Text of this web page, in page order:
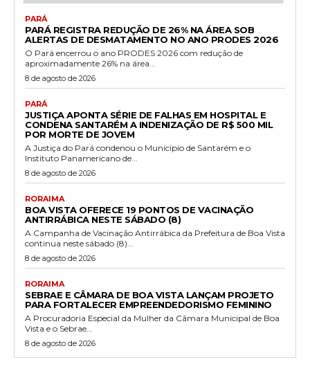
PARÁ
PARÁ REGISTRA REDUÇÃO DE 26% NA ÁREA SOB
ALERTAS DE DESMATAMENTO NO ANO PRODES 2026
O Pará encerrou o ano PRODES 2026 com redução de
aproximadamente 26% na área...
8 de agosto de 2026
PARÁ
JUSTIÇA APONTA SÉRIE DE FALHAS EM HOSPITAL E
CONDENA SANTARÉM A INDENIZAÇÃO DE R$ 500 MIL
POR MORTE DE JOVEM
A Justiça do Pará condenou o Município de Santarém e o
Instituto Panamericano de...
8 de agosto de 2026
RORAIMA
BOA VISTA OFERECE 19 PONTOS DE VACINAÇÃO
ANTIRRÁBICA NESTE SÁBADO (8)
A Campanha de Vacinação Antirrábica da Prefeitura de Boa Vista
continua neste sábado (8)...
8 de agosto de 2026
RORAIMA
SEBRAE E CÂMARA DE BOA VISTA LANÇAM PROJETO
PARA FORTALECER EMPREENDEDORISMO FEMININO
A Procuradoria Especial da Mulher da Câmara Municipal de Boa
Vista e o Sebrae...
8 de agosto de 2026